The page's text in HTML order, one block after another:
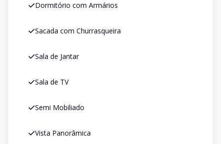
Dormitório com Armários
Sacada com Churrasqueira
Sala de Jantar
Sala de TV
Semi Mobiliado
Vista Panorâmica